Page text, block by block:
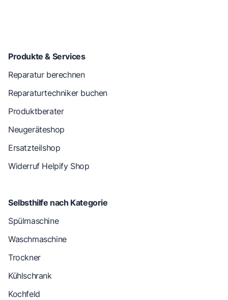
Produkte & Services
Reparatur berechnen
Reparaturtechniker buchen
Produktberater
Neugeräteshop
Ersatzteilshop
Widerruf Helpify Shop
Selbsthilfe nach Kategorie
Spülmaschine
Waschmaschine
Trockner
Kühlschrank
Kochfeld